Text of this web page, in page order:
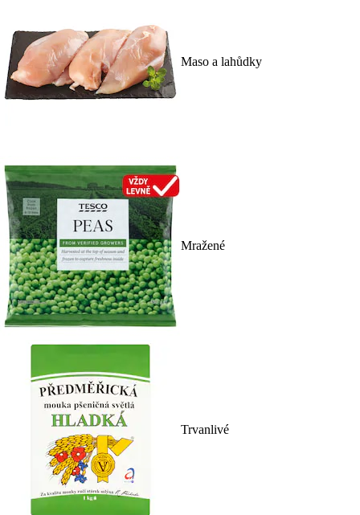
Maso a lahůdky
Mražené
Trvanlivé